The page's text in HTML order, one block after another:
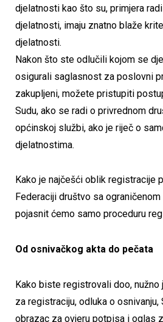
djelatnosti kao što su, primjera
djelatnosti, imaju znatno blaže
djelatnosti.
Nakon što ste odlučili kojom se
osigurali saglasnost za poslovni
zakupljeni, možete pristupiti
Sudu, ako se radi o privrednom
općinskoj službi, ako je riječ o
djelatnostima.
Kako je najčešći oblik registracije
Federaciji društvo sa
pojasnit ćemo samo proceduru
Od osnivačkog akta do pečata
Kako biste registrovali doo, nužno
za registraciju, odluka o osnivanju,
obrazac za ovjeru potpisa i oglas